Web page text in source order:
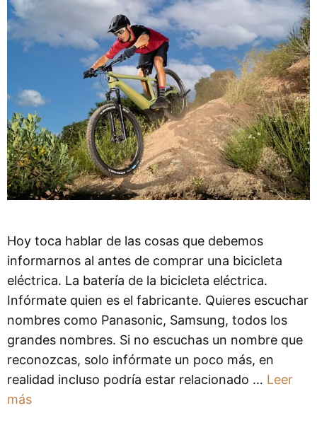
Hoy toca hablar de las cosas que debemos
informarnos al antes de comprar una bicicleta
eléctrica. La batería de la bicicleta eléctrica.
Infórmate quien es el fabricante. Quieres escuchar
nombres como Panasonic, Samsung, todos los
grandes nombres. Si no escuchas un nombre que
reconozcas, solo infórmate un poco más, en
realidad incluso podría estar relacionado … Leer
más